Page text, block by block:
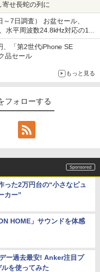
せ長蛇の列に
7日調査） お盆セール、
水平周波数24.8kHz対応の17
動セール ほか
、「第2世代iPhone SE
品セール
もっと見る
フォローする
った2万円台の“小さなピュ
カー”
HOME」サウンドを体感
ー過去最安! Anker注目プ
を使ってみた